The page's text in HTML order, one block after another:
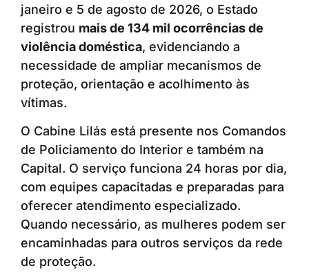
janeiro e 5 de agosto de 2026, o Estado
registrou mais de 134 mil ocorrências de
violência doméstica, evidenciando a
necessidade de ampliar mecanismos de
proteção, orientação e acolhimento às
vítimas.
O Cabine Lilás está presente nos Comandos
de Policiamento do Interior e também na
Capital. O serviço funciona 24 horas por dia,
com equipes capacitadas e preparadas para
oferecer atendimento especializado.
Quando necessário, as mulheres podem ser
encaminhadas para outros serviços da rede
de proteção.